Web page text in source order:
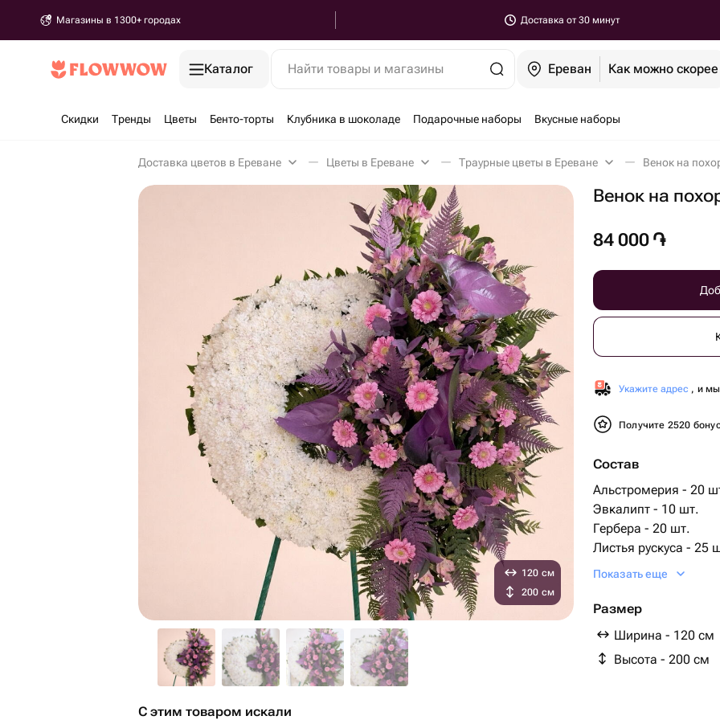
Магазины в 1300+ городах Доставка от 30 минут
Каталог Найти товары и магазины Ереван Как можно скорее
Скидки Тренды Цветы Бенто-торты Клубника в шоколаде Подарочные наборы Вкусные наборы
Доставка цветов в Ереване Цветы в Ереване Траурные цветы в Ереване Венок на
Венок на
84 000 ֏
Укажите адрес , и мы
Получите 2520
Состав
Альстромерия - 20
Эвкалипт - 10 шт.
Гербера - 20 шт.
Листья рускуса - 25
Листья папоротника
хризантемы - 150 шт.
стенд - 1 шт.
Показать еще
Размер
Ширина - 120 см
Высота - 200 см
120 см
200 см
С этим товаром искали